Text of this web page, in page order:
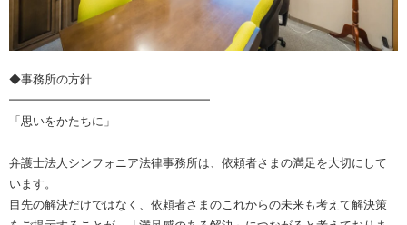
◆事務所の方針
━━━━━━━━━━━━━━━━━
「思いをかたちに」
弁護士法人シンフォニア法律事務所は、依頼者さまの満足を大切にして
います。
目先の解決だけではなく、依頼者さまのこれからの未来も考えて解決策